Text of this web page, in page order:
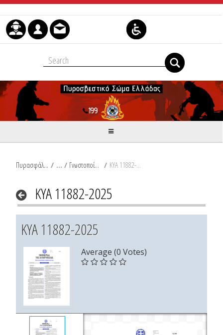
Skip to Content
Πυρασφάλεια / Γνωστοποίηση Τουριστικών Καταλυμάτων / ΚΥΑ 11882-2025
ΚΥΑ 11882-2025
ΚΥΑ 11882-2025
Average (0 Votes)